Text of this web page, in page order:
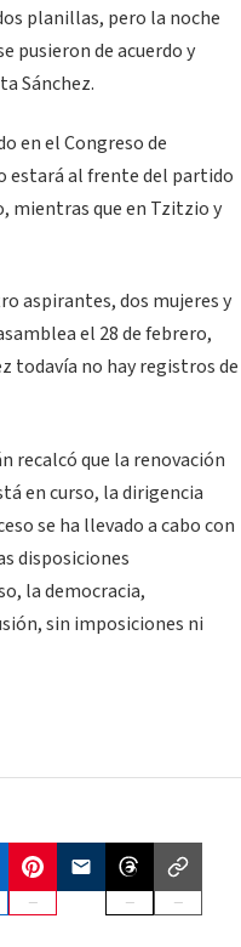
planillas, pero la noche
pusieron de acuerdo y
Sánchez.
en el Congreso de
estará al frente del partido
mientras que en Tzitzio y
aspirantes, dos mujeres y
el 28 de febrero,
todavía no hay registros de
recalcó que la renovación
en curso, la dirigencia
se ha llevado a cabo con
disposiciones
la democracia,
sin imposiciones ni